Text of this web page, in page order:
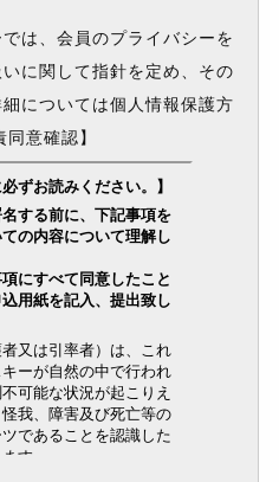
は、会員のプライバシーを
に関して指針を定め、その
については個人情報保護方
同意確認】